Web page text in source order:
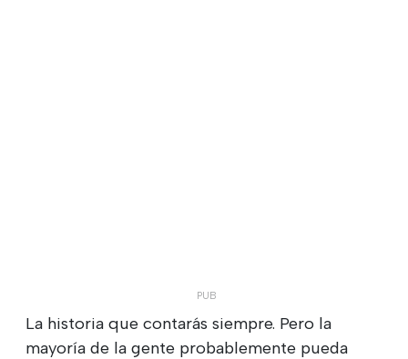
La historia que contarás siempre. Pero la
mayoría de la gente probablemente pueda